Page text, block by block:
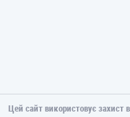
Цей сайт використовує захист